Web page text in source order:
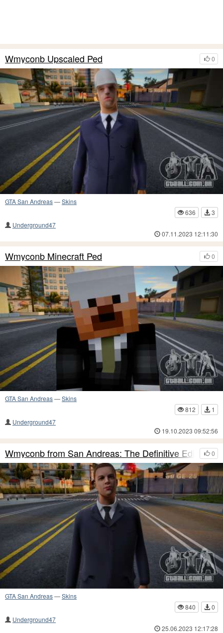
0
Wmyconb Upscaled Ped
GTA San Andreas—Skins
636
3
Underground47
07.11.2023 12:11:30
0
Wmyconb Minecraft Ped
GTA San Andreas—Skins
812
1
Underground47
19.10.2023 09:52:56
0
Wmyconb from San Andreas: The Definitive Edition
GTA San Andreas—Skins
840
0
Underground47
25.06.2023 12:17:28